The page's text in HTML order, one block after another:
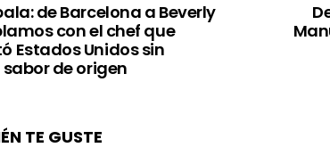
de Barcelona a Beverly
con el chef que
Estados Unidos sin
sabor de origen
TE GUSTE